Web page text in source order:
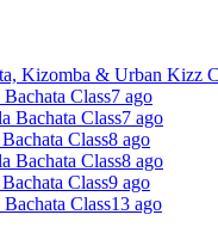
Kizomba & Urban Kizz
Class7 ago
Bachata Class7 ago
Class8 ago
Bachata Class8 ago
Class9 ago
Class13 ago